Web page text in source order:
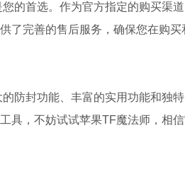
的首选。作为官方指定的购买渠
了完善的售后服务，确保您在购买
防封功能、丰富的实用功能和独
具，不妨试试苹果TF魔法师，相